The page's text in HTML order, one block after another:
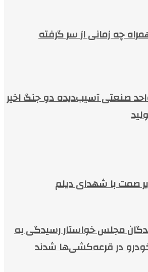
چه زمانی از سر گرفته
۴۶ واحد صنعتی آسیب‌دیده دو جنگ اخیر
صمت با شهدای دیلم
مجلس خواستار رسیدگی به
خودرو در قرعه‌کشی‌ها شدند